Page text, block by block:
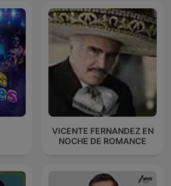
VICENTE FERNANDEZ EN
NOCHE DE ROMANCE